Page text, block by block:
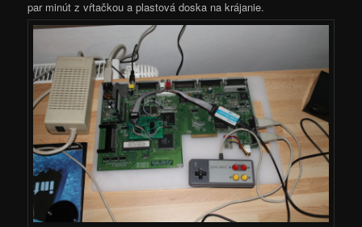
par minút z vŕtačkou a plastová doska na krájanie.